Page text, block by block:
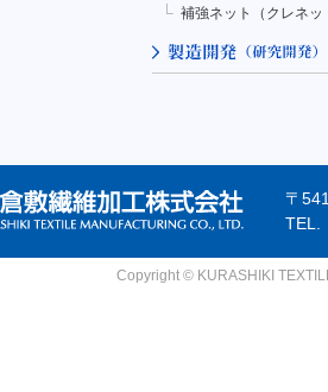
補強ネット（クレネッ
〒
TEL.
Copyright © KURASHIKI